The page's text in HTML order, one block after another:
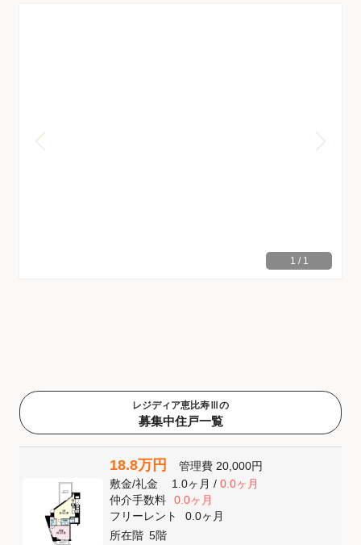
1 / 1
レジディア恵比寿Ⅲの
募集中住戸一覧
18.8万円 管理費 20,000円
敷金/礼金 1.0ヶ月/ 0.0ヶ月
仲介手数料
0.0ヶ月
フリーレント
0.0ヶ月
所在階 5階